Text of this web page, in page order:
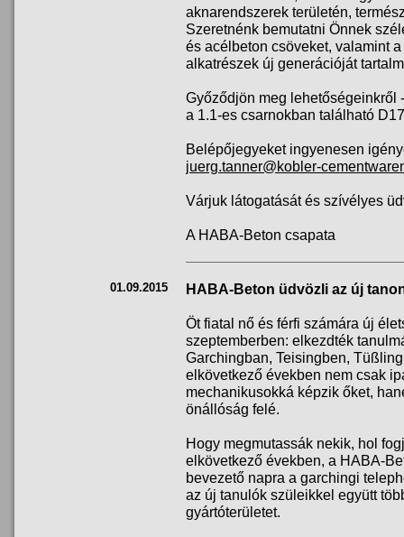
aknarendszerek területén,
Szeretnénk bemutatni Önnek
és acélbeton csöveket, valamint
alkatrészek új generációját
Győződjön meg lehetőségeinkről
a 1.1-es csarnokban található
Belépőjegyeket ingyenesen
juerg.tanner@kobler-
Várjuk látogatását és szívélyes
A HABA-Beton csapata
01.09.2015 HABA-Beton üdvözli az új
Öt fiatal nő és férfi számára új
szeptemberben: elkezdték
Garchingban, Teisingben,
elkövetkező években nem csak
mechanikusokká képzik őket,
önállóság felé.
Hogy megmutassák nekik, hol
elkövetkező években, a HABA-
bevezető napra a garchingi
az új tanulók szüleikkel együtt
gyártóterületet.